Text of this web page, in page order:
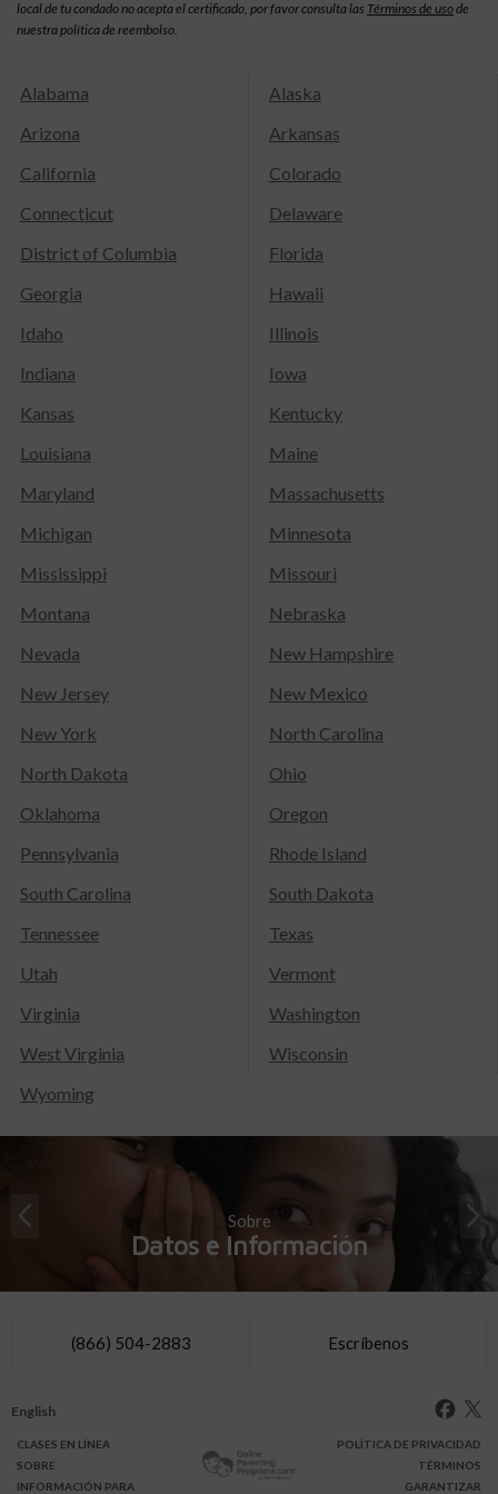
local de tu condado no acepta el certificado, por favor consulta las Términos de usode
nuestra política de reembolso.
Alabama
Alaska
Arizona
Arkansas
California
Colorado
Connecticut
Delaware
District of Columbia
Florida
Georgia
Hawaii
Idaho
Illinois
Indiana
Iowa
Kansas
Kentucky
Louisiana
Maine
Maryland
Massachusetts
Michigan
Minnesota
Mississippi
Missouri
Montana
Nebraska
Nevada
New Hampshire
New Jersey
New Mexico
New York
North Carolina
North Dakota
Ohio
Oklahoma
Oregon
Pennsylvania
Rhode Island
South Carolina
South Dakota
Tennessee
Texas
Utah
Vermont
Virginia
Washington
West Virginia
Wisconsin
Wyoming
Sobre
Datos e Información
(866) 504-2883 Escríbenos
English
CLASES EN LÍNEA
SOBRE
INFORMACIÓN PARA
POLÍTICA DE PRIVACIDAD
TÉRMINOS
GARANTIZAR